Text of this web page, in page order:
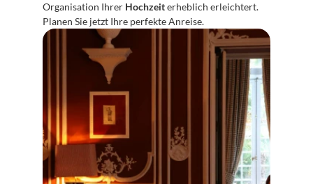
Organisation Ihrer Hochzeit erheblich erleichtert.
Planen Sie jetzt Ihre perfekte Anreise.